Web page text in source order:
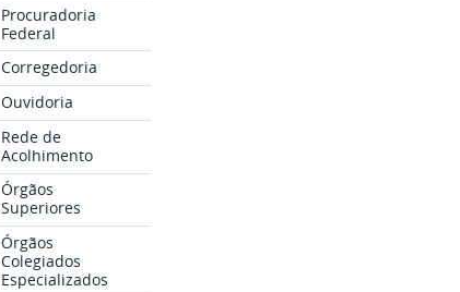
Procuradoria
Federal
Corregedoria
Ouvidoria
Rede de
Acolhimento
Órgãos
Superiores
Órgãos
Colegiados
Especializados